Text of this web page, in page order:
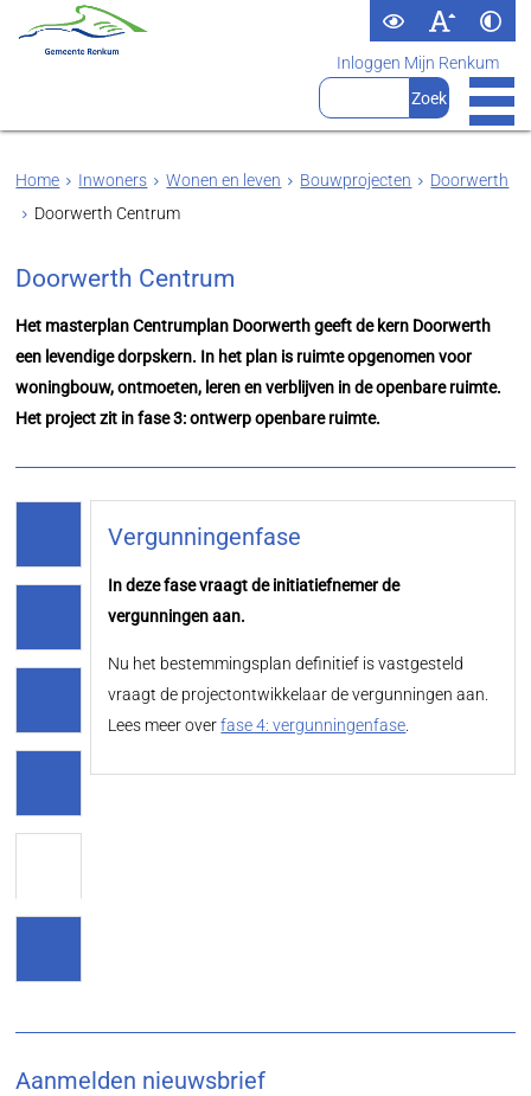
Inloggen Mijn Renkum
Home Inwoners Wonen en leven Bouwprojecten
Doorwerth
Doorwerth Centrum
Doorwerth Centrum
Het masterplan Centrumplan Doorwerth geeft de kern Doorwerth
een levendige dorpskern. In het plan is ruimte opgenomen voor
woningbouw, ontmoeten, leren en verblijven in de openbare ruimte.
Het project zit in fase 3: ontwerp openbare ruimte.
Vergunningenfase
In deze fase vraagt de initiatiefnemer de
vergunningen aan.
Nu het bestemmingsplan definitief is vastgesteld
vraagt de projectontwikkelaar de vergunningen aan.
Lees meer overfase 4: vergunningenfase
Aanmelden nieuwsbrief